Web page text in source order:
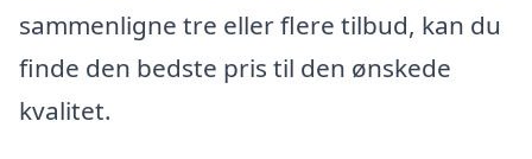
sammenligne tre eller flere tilbud, kan du
finde den bedste pris til den ønskede
kvalitet.